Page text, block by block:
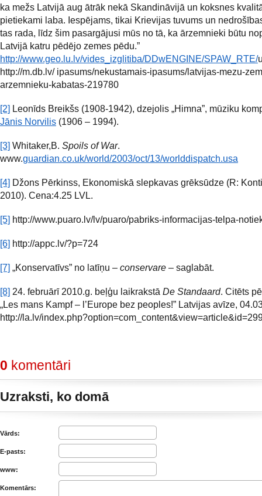
ka mežs Latvijā aug ātrāk nekā Skandināvijā un koksnes
pietiekami laba. Iespējams, tikai Krievijas tuvums un
tas rada, līdz šim pasargājusi mūs no tā, ka ārzemnieki būtu
Latvijā katru pēdējo zemes pēdu.”
http://www.geo.lu.lv/vides_izglitiba/DDwENGINE/SPAW_RTE/
http://m.db.lv/ ipasums/nekustamais-ipasums/latvijas-mezu-
arzemnieku-kabatas-219780
[2] Leonīds Breikšs (1908-1942), dzejolis „Himna”, mūziku
Jānis Norvilis (1906 – 1994).
[3] Whitaker,B. Spoils of War.
www.guardian.co.uk/world/2003/oct/13/worlddispatch.usa
[4] Džons Pērkinss, Ekonomiskā slepkavas grēksūdze (R:
2010). Cena:4.25 LVL.
[5] http://www.puaro.lv/lv/puaro/pabriks-informacijas-telpa-
[6] http://appc.lv/?p=724
[7] „Konservatīvs” no latīņu – conservare – saglabāt.
[8] 24. februārī 2010.g. beļģu laikrakstā De Standaard. Citēts
„Les mans Kampf – l’Europe bez peoples!” Latvijas avīze,
http://la.lv/
0 komentāri
Uzraksti, ko domā
Vārds:
E-pasts:
www:
Komentārs: